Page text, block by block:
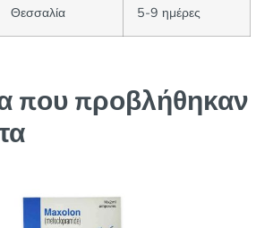
Θεσσαλία 5-9 ημέρες
που προβλήθηκαν